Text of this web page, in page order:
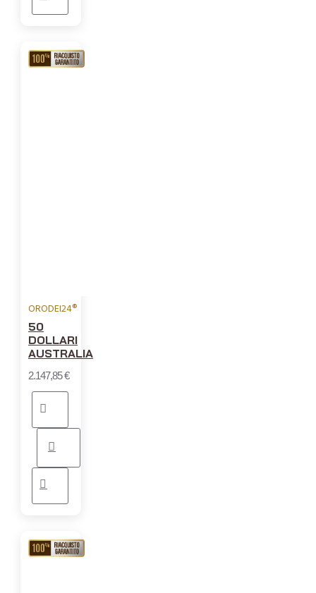
RIACQUISTO
ORODEI24®
50
DOLLARI
AUSTRALIA
2.147,85 €
RIACQUISTO